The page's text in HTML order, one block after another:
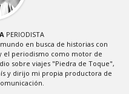
PERIODISTA
en busca de historias con
el periodismo como motor de
sobre viajes "Piedra de Toque",
y dirijo mi propia productora de